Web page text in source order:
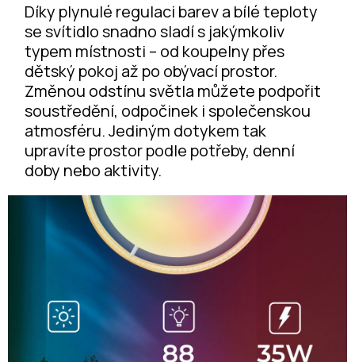
Díky plynulé regulaci barev a bílé teploty
se svítidlo snadno sladí s jakýmkoliv
typem místnosti – od koupelny přes
dětský pokoj až po obývací prostor.
Změnou odstínu světla můžete podpořit
soustředění, odpočinek i společenskou
atmosféru. Jediným dotykem tak
upravíte prostor podle potřeby, denní
doby nebo aktivity.